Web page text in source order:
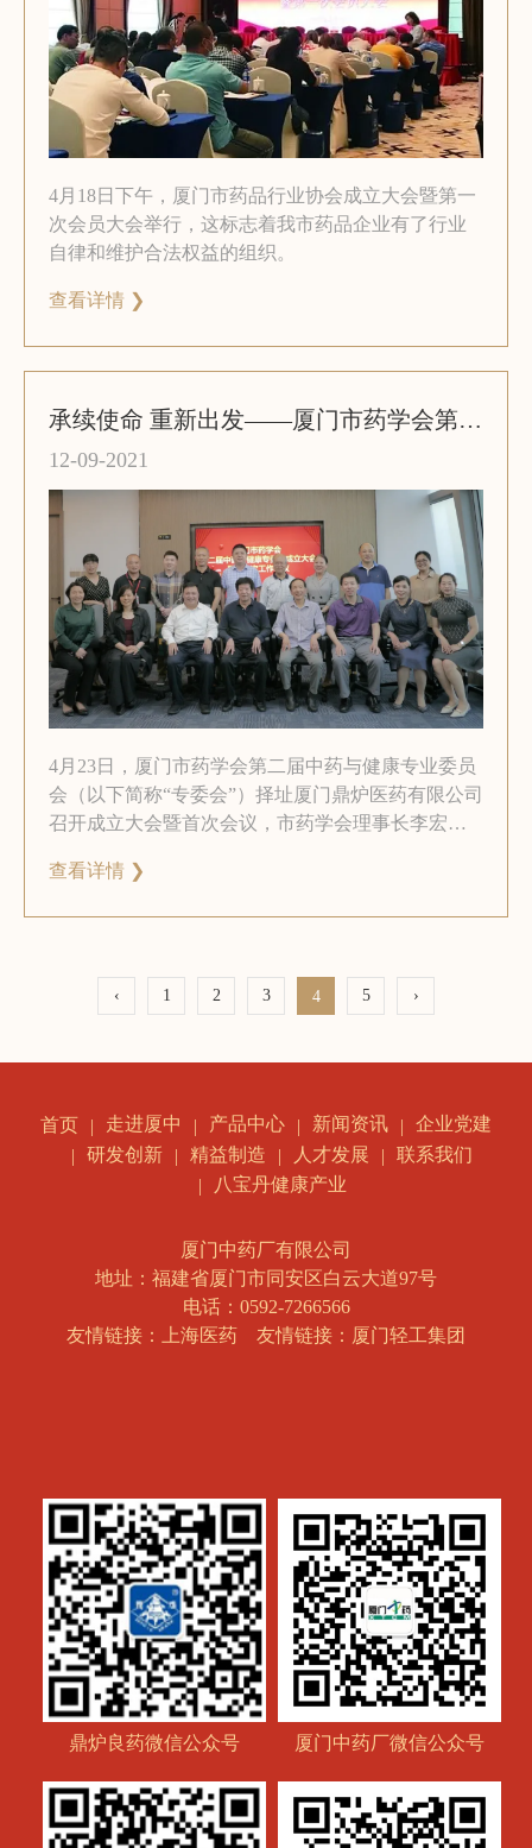
4月18日下午，厦门市药品行业协会成立大会暨第一
次会员大会举行，这标志着我市药品企业有了行业
自律和维护合法权益的组织。
查看详情 ❯
承续使命 重新出发——厦门市药学会第二届中药与健康专业委员会召开成立大会
12-09-2021
4月23日，厦门市药学会第二届中药与健康专业委员
会（以下简称“专委会”）择址厦门鼎炉医药有限公司
召开成立大会暨首次会议，市药学会理事长李宏
出席，会议由专委会主任委员墙世发主持并作报
查看详情 ❯
‹ 1 2 3 4 5 ›
首页 走进厦中 产品中心 新闻资讯
企业党建
研发创新
精益制造 人才发展
联系我们
八宝丹健康产业
厦门中药厂有限公司
地址：福建省厦门市同安区白云大道97号
电话：0592-7266566
友情链接：上海医药
友情链接：厦门轻工集团
鼎炉良药微信公众号 厦门中药厂微信公众号